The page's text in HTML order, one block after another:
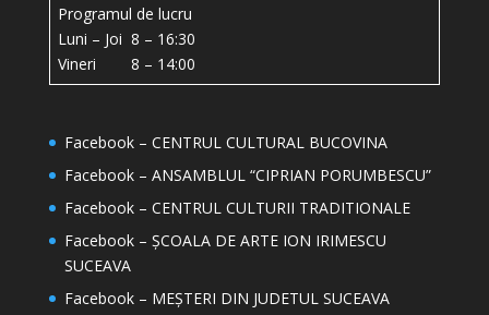
Programul de lucru
Luni – Joi 8 – 16:30
Vineri 8 – 14:00
Facebook – CENTRUL CULTURAL BUCOVINA
Facebook – ANSAMBLUL “CIPRIAN PORUMBESCU”
Facebook – CENTRUL CULTURII TRADITIONALE
Facebook – ȘCOALA DE ARTE ION IRIMESCU
SUCEAVA
Facebook – MEȘTERI DIN JUDETUL SUCEAVA